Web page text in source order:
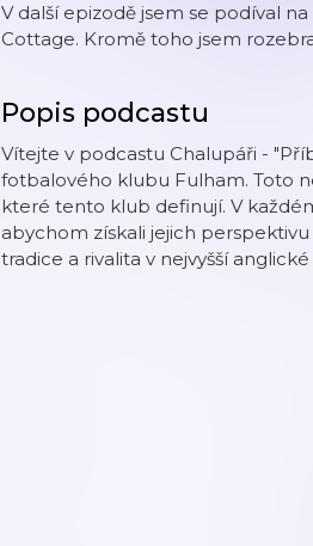
V další epizodě jsem se podíval
Cottage. Kromě toho jsem
Popis podcastu
Vítejte v podcastu Chalupáři -
fotbalového klubu Fulham. Toto
které tento klub definují. V
abychom získali jejich
tradice a rivalita v nejvyšší